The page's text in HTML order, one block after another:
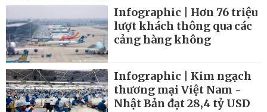
Infographic | Hơn 76 triệu
lượt khách thông qua các
cảng hàng không
Infographic | Kim ngạch
thương mại Việt Nam -
Nhật Bản đạt 28,4 tỷ USD